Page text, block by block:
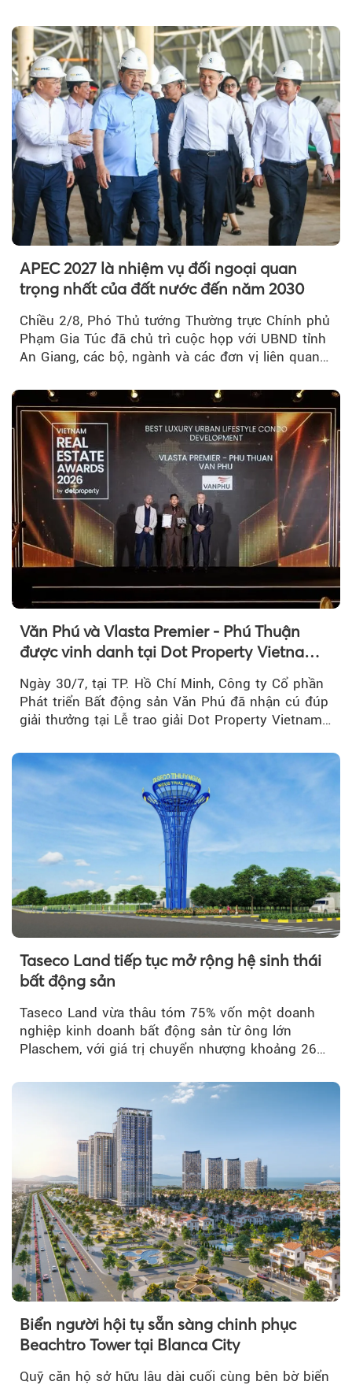
APEC 2027 là nhiệm vụ đối ngoại quan
trọng nhất của đất nước đến năm 2030
Chiều 2/8, Phó Thủ tướng Thường trực Chính phủ
Phạm Gia Túc đã chủ trì cuộc họp với UBND tỉnh
An Giang, các bộ, ngành và các đơn vị liên quan
Văn Phú và Vlasta Premier - Phú Thuận
được vinh danh tại Dot Property Vietnam
Real Estate Awards 2026
Ngày 30/7, tại TP. Hồ Chí Minh, Công ty Cổ phần
Phát triển Bất động sản Văn Phú đã nhận cú đúp
giải thưởng tại Lễ trao giải Dot Property Vietnam
Taseco Land tiếp tục mở rộng hệ sinh thái
bất động sản
Taseco Land vừa thâu tóm 75% vốn một doanh
nghiệp kinh doanh bất động sản từ ông lớn
Plaschem, với giá trị chuyển nhượng khoảng 262
Biển người hội tụ sẵn sàng chinh phục
Beachtro Tower tại Blanca City
Quỹ căn hộ sở hữu lâu dài cuối cùng bên bờ biển